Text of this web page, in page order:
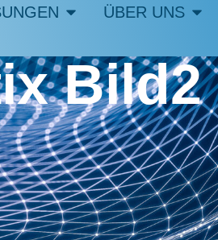
ÜBER UNS
Bild2